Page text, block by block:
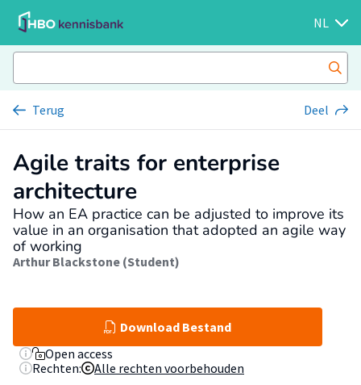
NL
Terug Deel
Agile traits for enterprise
architecture
How an EA practice can be adjusted to improve its
value in an organisation that adopted an agile way
of working
Arthur Blackstone (Student)
Download Bestand
Open access
Rechten:
Alle rechten voorbehouden